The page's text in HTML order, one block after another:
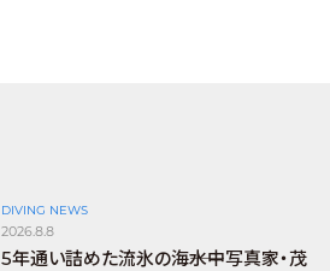
DIVING NEWS
2026.8.8
5年通い詰めた流氷の海――水中写真家・茂